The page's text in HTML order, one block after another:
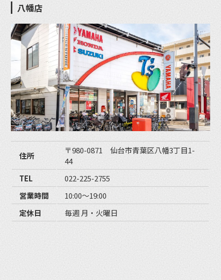
八幡店
住所
〒980-0871 仙台市青葉区八幡3丁目1-
44
TEL
022-225-2755
営業時間
10:00〜19:00
定休日
毎週 月・火曜日